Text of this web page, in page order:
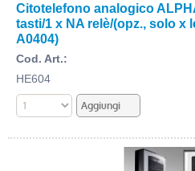
Citotelefono analogico
tasti/1 x NA relè/(opz., solo x
A0404)
Cod. Art.:
HE604